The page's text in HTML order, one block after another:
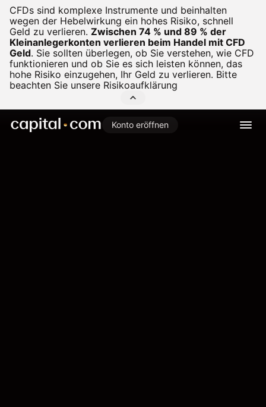
CFDs sind komplexe Instrumente und beinhalten
wegen der Hebelwirkung ein hohes Risiko, schnell
Geld zu verlieren. Zwischen 74 % und 89 % der
Kleinanlegerkonten verlieren beim Handel mit CFD
Geld. Sie sollten überlegen, ob Sie verstehen, wie CFD
funktionieren und ob Sie es sich leisten können, das
hohe Risiko einzugehen, Ihr Geld zu verlieren. Bitte
beachten Sie unsere Risikoaufklärung
Konto eröffnen